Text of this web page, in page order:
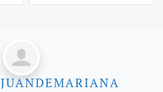
JUANDEMARIANA